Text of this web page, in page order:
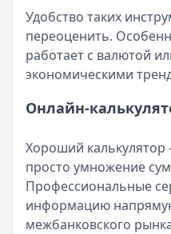
Льготный период:
Обслуживание:
590 ₽ в год
Рейтинг:
4.8
(12 отзывов)
Газпромбанк
— Простая
Льготный период:—
Рейтинг:4.6(10 отзывов)
Кредит Европа Банк—
Лимит: до600 000 ₽
Льготный период:55 дней
Обслуживание:Бесплатно
Удобство таких
переоценить.
работает с валютой
экономическими
Онлайн-
Хороший
просто умножение
Профессиональные
информацию
межбанковского